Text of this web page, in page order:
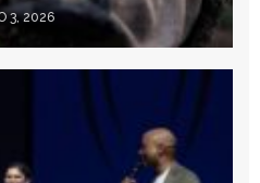
3, 2026